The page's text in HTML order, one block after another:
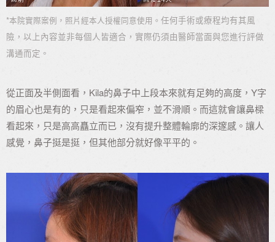
*本院實際案例，照片經本人授權同意使用。 任何手術或療程均有其風
險，以上內容並非每個人皆適合，實際仍須由醫師當面與您進行評做
溝通而定。
從正面及半側面看，Kila的鼻子中上段本來就有足夠的高度，Y字
的眉心也是有的，只是看起來偏窄，並不滑順。而這就會讓鼻樑
看起來，只是高高矗立而已，沒有提升整體輪廓的深邃感。讓人
感覺，鼻子挺是挺，但其他部分就好像平平的。